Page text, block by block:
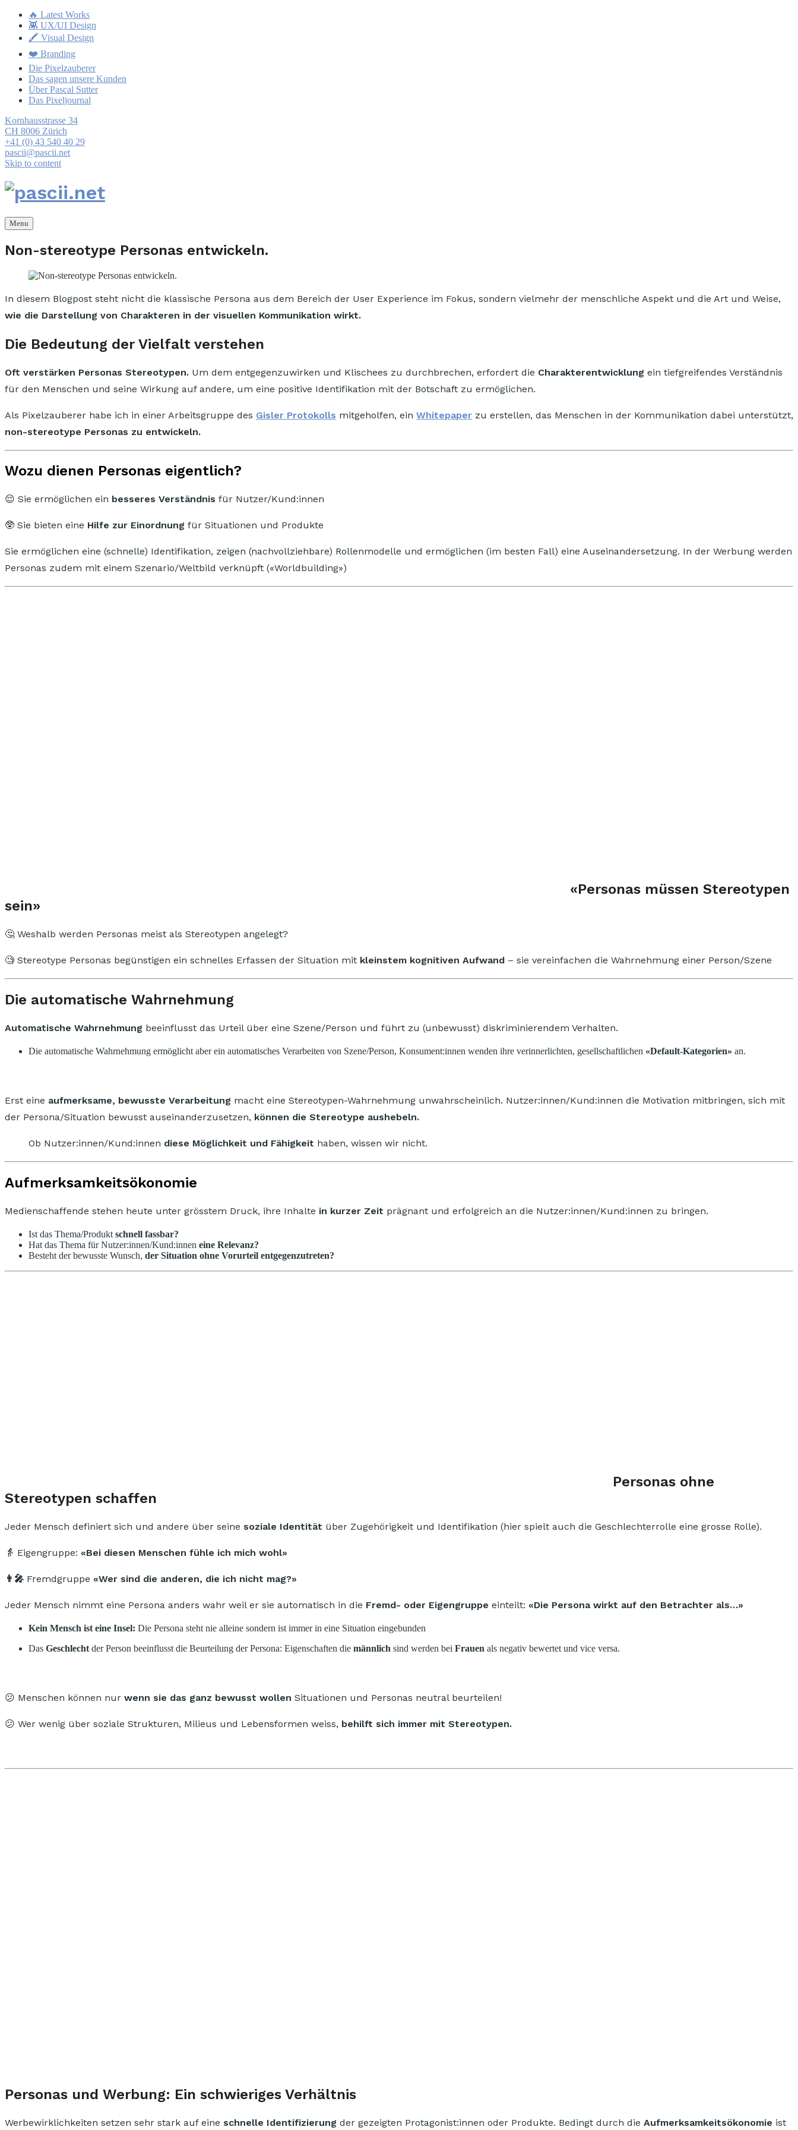
🔥 Latest Works
👾 UX/UI Design
🖍 Visual Design
❤️ Branding
Die Pixelzauberer
Das sagen unsere Kunden
Über Pascal Sutter
Das Pixeljournal
Kornhausstrasse 34
CH 8006 Zürich
+41 (0) 43 540 40 29
pascii@pascii.net
Skip to content
Menu
Non-stereotype Personas entwickeln.
In diesem Blogpost steht nicht die klassische Persona aus dem Bereich der User Experience im Fokus, sondern vielmehr der menschliche Aspekt und die Art und Weise,
wie die Darstellung von Charakteren in der visuellen Kommunikation wirkt.
Die Bedeutung der Vielfalt verstehen
Oft verstärken Personas Stereotypen. Um dem entgegenzuwirken und Klischees zu durchbrechen, erfordert die Charakterentwicklung ein tiefgreifendes Verständnis
für den Menschen und seine Wirkung auf andere, um eine positive Identifikation mit der Botschaft zu ermöglichen.
Als Pixelzauberer habe ich in einer Arbeitsgruppe des Gisler Protokolls mitgeholfen, ein Whitepaper zu erstellen, das Menschen in der Kommunikation dabei unterstützt,
non-stereotype Personas zu entwickeln.
Wozu dienen Personas eigentlich?
😌 Sie ermöglichen ein besseres Verständnis für Nutzer/Kund:innen
🥸 Sie bieten eine Hilfe zur Einordnung für Situationen und Produkte
Sie ermöglichen eine (schnelle) Identifikation, zeigen (nachvollziehbare) Rollenmodelle und ermöglichen (im besten Fall) eine Auseinandersetzung. In der Werbung werden
Personas zudem mit einem Szenario/Weltbild verknüpft («Worldbuilding»)
«Personas müssen Stereotypen
sein»
🤔 Weshalb werden Personas meist als Stereotypen angelegt?
🧐 Stereotype Personas begünstigen ein schnelles Erfassen der Situation mit kleinstem kognitiven Aufwand – sie vereinfachen die Wahrnehmung einer Person/Szene
Die automatische Wahrnehmung
Automatische Wahrnehmung beeinflusst das Urteil über eine Szene/Person und führt zu (unbewusst) diskriminierendem Verhalten.
Die automatische Wahrnehmung ermöglicht aber ein automatisches Verarbeiten von Szene/Person, Konsument:innen wenden ihre verinnerlichten, gesellschaftlichen «Default-Kategorien» an.
Erst eine aufmerksame, bewusste Verarbeitung macht eine Stereotypen-Wahrnehmung unwahrscheinlich. Nutzer:innen/Kund:innen die Motivation mitbringen, sich mit
der Persona/Situation bewusst auseinanderzusetzen, können die Stereotype aushebeln.
Ob Nutzer:innen/Kund:innen diese Möglichkeit und Fähigkeit haben, wissen wir nicht.
Aufmerksamkeitsökonomie
Medienschaffende stehen heute unter grösstem Druck, ihre Inhalte in kurzer Zeit prägnant und erfolgreich an die Nutzer:innen/Kund:innen zu bringen.
Ist das Thema/Produkt schnell fassbar?
Hat das Thema für Nutzer:innen/Kund:innen eine Relevanz?
Besteht der bewusste Wunsch, der Situation ohne Vorurteil entgegenzutreten?
Personas ohne
Stereotypen schaffen
Jeder Mensch definiert sich und andere über seine soziale Identität über Zugehörigkeit und Identifikation (hier spielt auch die Geschlechterrolle eine grosse Rolle).
👵 Eigengruppe: «Bei diesen Menschen fühle ich mich wohl»
👨‍🎤 Fremdgruppe «Wer sind die anderen, die ich nicht mag?»
Jeder Mensch nimmt eine Persona anders wahr weil er sie automatisch in die Fremd- oder Eigengruppe einteilt: «Die Persona wirkt auf den Betrachter als…»
Kein Mensch ist eine Insel: Die Persona steht nie alleine sondern ist immer in eine Situation eingebunden
Das Geschlecht der Person beeinflusst die Beurteilung der Persona: Eigenschaften die männlich sind werden bei Frauen als negativ bewertet und vice versa.
😕 Menschen können nur wenn sie das ganz bewusst wollen Situationen und Personas neutral beurteilen!
😕 Wer wenig über soziale Strukturen, Milieus und Lebensformen weiss, behilft sich immer mit Stereotypen.
Personas und Werbung: Ein schwieriges Verhältnis
Werbewirklichkeiten setzen sehr stark auf eine schnelle Identifizierung der gezeigten Protagonist:innen oder Produkte. Bedingt durch die Aufmerksamkeitsökonomie ist